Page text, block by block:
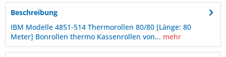
Beschreibung
IBM Modelle 4851-514 Thermorollen 80/80 [Länge: 80
Meter] Bonrollen thermo Kassenrollen von... mehr